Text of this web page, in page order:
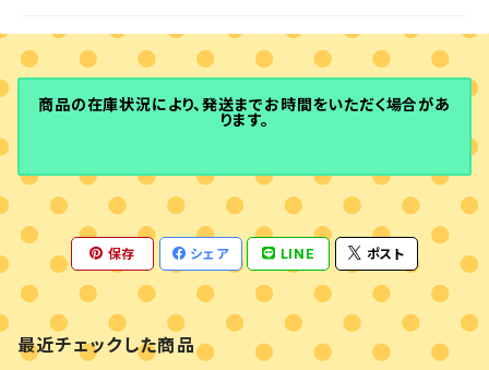
商品の在庫状況により、発送までお時間をいただく場合があ
ります。
保存 シェア LINE ポスト
最近チェックした商品